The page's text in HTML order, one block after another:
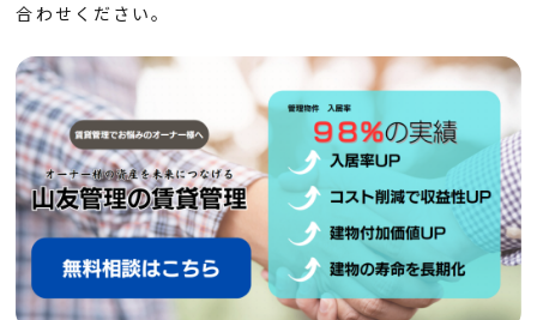
合わせください。